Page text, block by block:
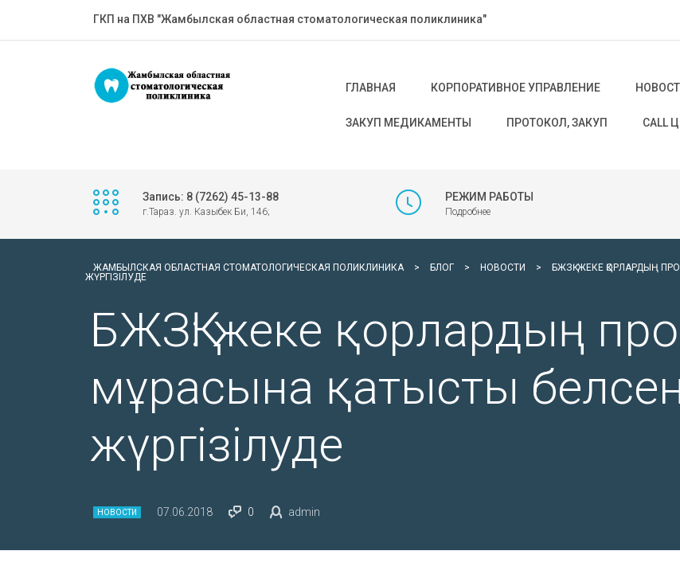
ГКП на ПХВ "Жамбылская областная стоматологическая поликлиника"
ГЛАВНАЯ КОРПОРАТИВНОЕ УПРАВЛЕНИЕ
ЗАКУП МЕДИКАМЕНТЫ ПРОТОКОЛ, ЗАКУП CALL
Запись: 8 (7262) 45-13-88
г.Тараз. ул. Казыбек Би, 146;
РЕЖИМ РАБОТЫ
Подробнее
ЖАМБЫЛСКАЯ ОБЛАСТНАЯ СТОМАТОЛОГИЧЕСКАЯ ПОЛИКЛИНИКА > БЛОГ > НОВОСТИ >
БЖЗҚ: ЖЕКЕ ҚОРЛАРДЫҢ
ЖҮРГІЗІЛУДЕ
БЖЗҚ: жеке қорлардың
мұрасына қатысты
жүргізілуде
НОВОСТИ 07.06.2018 0 admin